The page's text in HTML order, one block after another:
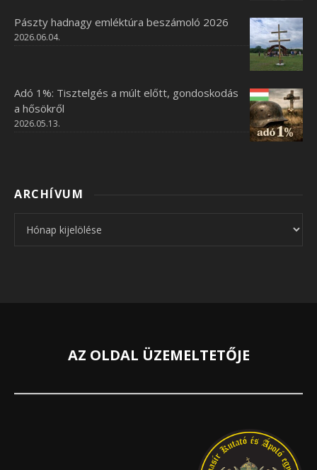
Pászty hadnagy emléktúra beszámoló 2026
2026.06.04.
Adó 1%: Tisztelgés a múlt előtt, gondoskodás
a hősökről
2026.05.13.
ARCHÍVUM
AZ OLDAL ÜZEMELTETŐJE